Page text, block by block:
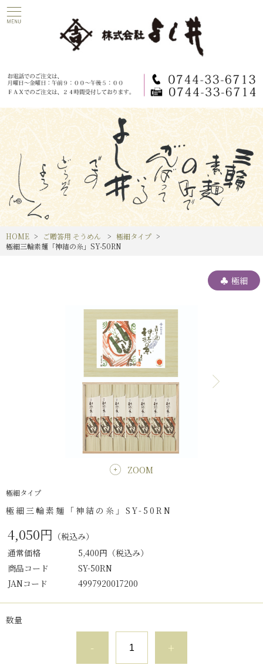
HOME ご贈答用 そうめん
極細タイプ
極細三輪素麺「神結の糸」SY-50RN
極細
ZOOM
極細タイプ
極細三輪素麺「神結の糸」SY-50RN
4,050円 （税込み）
通常価格
5,400円 （税込み）
商品コード
SY-50RN
JANコード
4997920017200
数量
- +